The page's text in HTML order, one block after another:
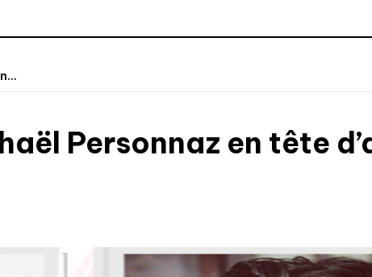
Personnaz en tête